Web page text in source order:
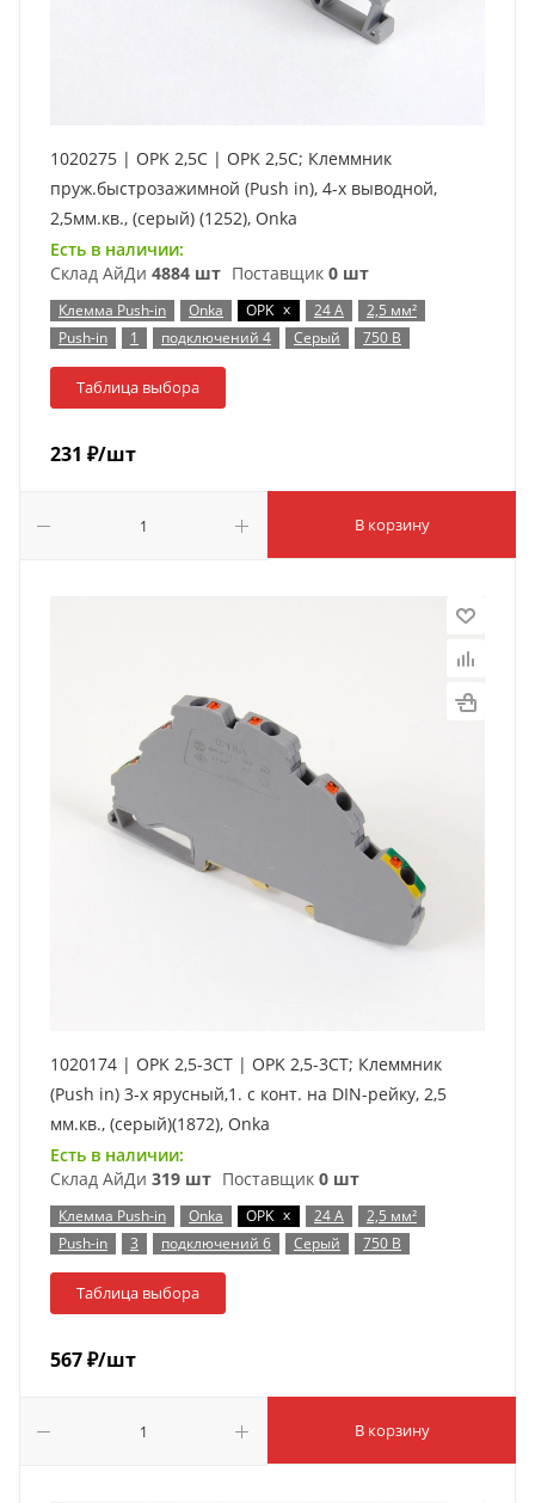
1020275 | OPK 2,5C | OPK 2,5C; Клеммник
пруж.быстрозажимной (Push in), 4-х выводной,
2,5мм.кв., (серый) (1252), Onka
Есть в наличии:
Склад АйДи 4884 шт Поставщик 0 шт
Клемма Push-in Onka OPK x 24 А
2,5 мм²
Push-in
1 подключений 4 Серый 750 В
Таблица выбора
231 ₽/шт
В корзину
1020174 | OPK 2,5-3CT | OPK 2,5-3CT; Клеммник
(Push in) 3-х ярусный,1. с конт. на DIN-рейку, 2,5
мм.кв., (серый)(1872), Onka
Есть в наличии:
Склад АйДи 319 шт Поставщик 0 шт
Клемма Push-in Onka OPK x 24 А
2,5 мм²
Push-in
3 подключений 6 Серый 750 В
Таблица выбора
567₽/шт
В корзину